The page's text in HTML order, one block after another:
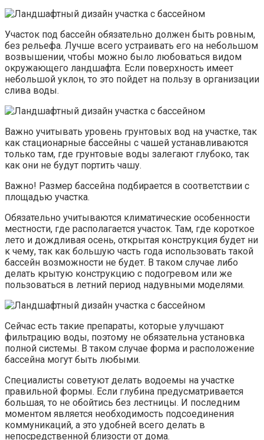
Участок под бассейн обязательно должен быть ровным,
без рельефа. Лучше всего устраивать его на небольшом
возвышении, чтобы можно было любоваться видом
окружающего ландшафта. Если поверхность имеет
небольшой уклон, то это пойдет на пользу в организации
слива воды.
Важно учитывать уровень грунтовых вод на участке, так
как стационарные бассейны с чашей устанавливаются
только там, где грунтовые воды залегают глубоко, так
как они не будут портить чашу.
Важно! Размер бассейна подбирается в соответствии с
площадью участка.
Обязательно учитываются климатические особенности
местности, где располагается участок. Там, где короткое
лето и дождливая осень, открытая конструкция будет ни
к чему, так как большую часть года использовать такой
бассейн возможности не будет. В таком случае либо
делать крытую конструкцию с подогревом или же
пользоваться в летний период надувными моделями.
Сейчас есть такие препараты, которые улучшают
фильтрацию воды, поэтому не обязательна установка
полной системы. В таком случае форма и расположение
бассейна могут быть любыми.
Специалисты советуют делать водоемы на участке
правильной формы. Если глубина предусматривается
большая, то не обойтись без лестницы. И последним
моментом является необходимость подсоединения
коммуникаций, а это удобней всего делать в
непосредственной близости от дома.